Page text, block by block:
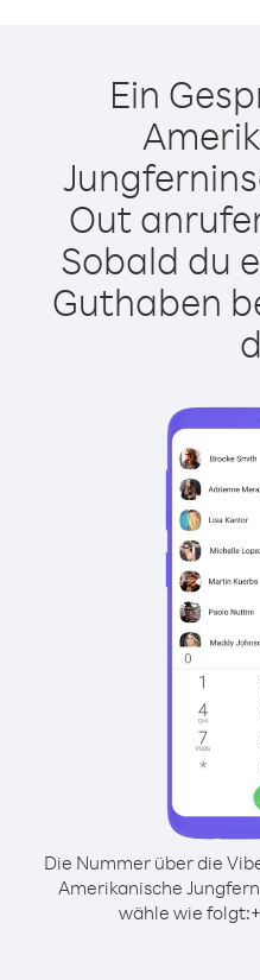
Ein
Out
Sobald du
Guthaben
Die Nummer über die
Amerikanische
wähle wie folgt:+